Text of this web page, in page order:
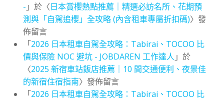
- 」於〈日本賞櫻熱點推薦｜精選必訪名所、花期預
測與「自駕追櫻」全攻略 (內含租車專屬折扣碼)〉發
佈留言
「2026 日本租車自駕全攻略：Tabirai、TOCOO 比
價與保險 NOC 避坑 - JOBDAREN 工作達人 」於
〈2025 新宿車站飯店推薦｜10 間交通便利、夜景佳
的新宿住宿指南〉發佈留言
「2026 日本租車自駕全攻略：Tabirai、TOCOO 比